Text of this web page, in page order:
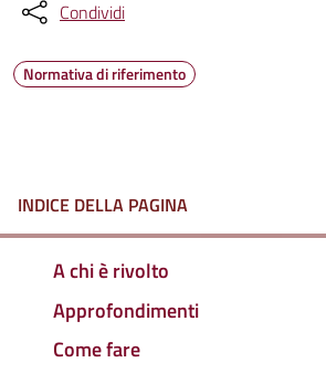
Condividi
Normativa di riferimento
INDICE DELLA PAGINA
A chi è rivolto
Approfondimenti
Come fare